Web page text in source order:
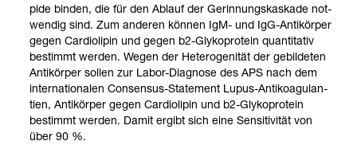
pide bin­den, die für den Ablauf der Gerin­nungs­kas­kade not­
wen­dig sind. Zum ande­ren kön­nen IgM-​ und IgG-​Anti­kör­per
gegen Car­dio­li­pin und gegen b2-​Gly­ko­pro­tein quan­ti­ta­tiv
bestimmt wer­den. Wegen der Hete­ro­ge­ni­tät der gebil­de­ten
Anti­kör­per sol­len zur Labor-​Dia­gnose des APS nach dem
inter­na­tio­na­len Con­sen­sus-​State­ment Lupus-​Anti­ko­agu­lan­
tien, Anti­kör­per gegen Car­dio­li­pin und b2-​Gly­ko­pro­tein
bestimmt wer­den. Damit ergibt sich eine Sen­si­ti­vi­tät von
über 90 %.